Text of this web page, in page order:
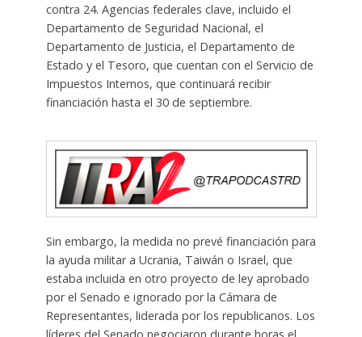
contra 24. Agencias federales clave, incluido el
Departamento de Seguridad Nacional, el
Departamento de Justicia, el Departamento de
Estado y el Tesoro, que cuentan con el Servicio de
Impuestos Internos, que continuará recibir
financiación hasta el 30 de septiembre.
Sin embargo, la medida no prevé financiación para
la ayuda militar a Ucrania, Taiwán o Israel, que
estaba incluida en otro proyecto de ley aprobado
por el Senado e ignorado por la Cámara de
Representantes, liderada por los republicanos. Los
líderes del Senado negociaron durante horas el